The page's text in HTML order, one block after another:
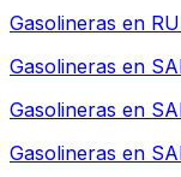
Gasolineras en
Gasolineras en
Gasolineras en
Gasolineras en